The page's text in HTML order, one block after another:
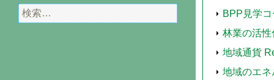
BPP見学
林業の活性
地域通貨
地域のエ